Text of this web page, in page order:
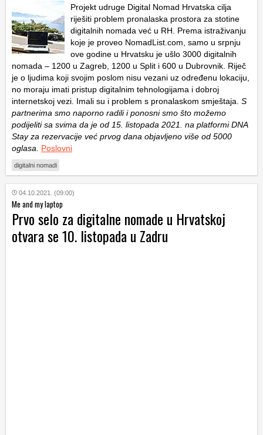
Projekt udruge Digital Nomad Hrvatska cilja
riješiti problem pronalaska prostora za stotine
digitalnih nomada već u RH. Prema istraživanju
koje je proveo NomadList.com, samo u srpnju
ove godine u Hrvatsku je ušlo 3000 digitalnih
nomada – 1200 u Zagreb, 1200 u Split i 600 u Dubrovnik. Riječ
je o ljudima koji svojim poslom nisu vezani uz određenu lokaciju,
no moraju imati pristup digitalnim tehnologijama i dobroj
internetskoj vezi. Imali su i problem s pronalaskom smještaja. S
partnerima smo naporno radili i ponosni smo što možemo
podijeliti sa svima da je od 15. listopada 2021. na platformi DNA
Stay za rezervacije već prvog dana objavljeno više od 5000
oglasa. Poslovni
digitalni nomadi
04.10.2021. (09:00)
Me and my laptop
Prvo selo za digitalne nomade u Hrvatskoj
otvara se 10. listopada u Zadru